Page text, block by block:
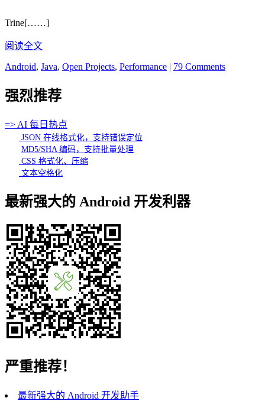
Trine[……]
阅读全文
Android, Java, Open Projects, Performance | 79 Comments
强烈推荐
=> AI 每日热点
JSON 在线格式化，支持错误定位
MD5/SHA 编码，支持批量处理
CSS 格式化、压缩
文本空格化
最新强大的 Android 开发利器
严重推荐！
最新强大的 Android 开发助手